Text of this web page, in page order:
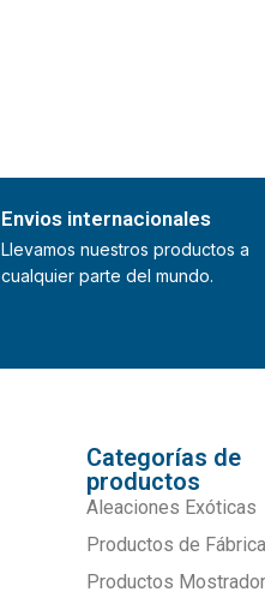
Envios internacionales
Llevamos nuestros productos a
cualquier parte del mundo.
Categorías de
productos
Aleaciones Exóticas
Productos de Fábrica
Productos Mostrador